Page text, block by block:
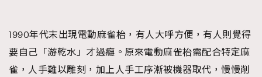
1990年代末出現電動麻雀枱，有人大呼方便，有人則覺得
要自己「游乾水」才過癮。原來電動麻雀枱需配合特定麻
雀，人手難以雕刻，加上人手工序漸被機器取代，慢慢削